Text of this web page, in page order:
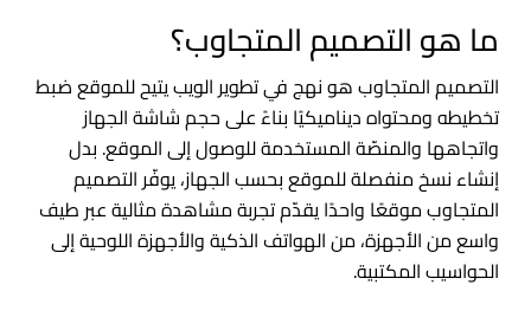
ما هو التصميم المتجاوب؟
التصميم المتجاوب هو نهج في تطوير الويب يتيح للموقع ضبط
تخطيطه ومحتواه ديناميكيًا بناءً على حجم شاشة الجهاز
واتجاهها والمنصّة المستخدمة للوصول إلى الموقع. بدل
إنشاء نسخ منفصلة للموقع بحسب الجهاز، يوفّر التصميم
المتجاوب موقعًا واحدًا يقدّم تجربة مشاهدة مثالية عبر طيف
واسع من الأجهزة، من الهواتف الذكية والأجهزة اللوحية إلى
الحواسيب المكتبية.